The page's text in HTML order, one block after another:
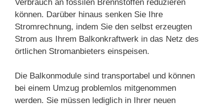
Verbrauch an fossilen Brennstoffen reduzieren
können. Darüber hinaus senken Sie Ihre
Stromrechnung, indem Sie den selbst erzeugten
Strom aus Ihrem Balkonkraftwerk in das Netz des
örtlichen Stromanbieters einspeisen.
Die Balkonmodule sind transportabel und können
bei einem Umzug problemlos mitgenommen
werden. Sie müssen lediglich in Ihrer neuen